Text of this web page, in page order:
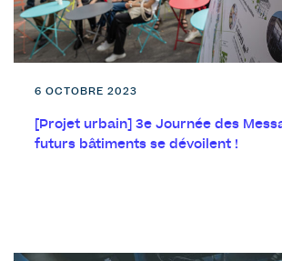
6 OCTOBRE 2023
[Projet urbain] 3e Journée des
futurs bâtiments se dévoilent !